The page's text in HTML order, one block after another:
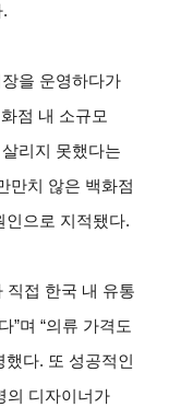
을 운영하다가
점 내 소규모
리지 못했다는
만치 않은 백화점
인으로 지적됐다.
직접 한국 내 유통
”며 “의류 가격도
다. 또 성공적인
의 디자이너가